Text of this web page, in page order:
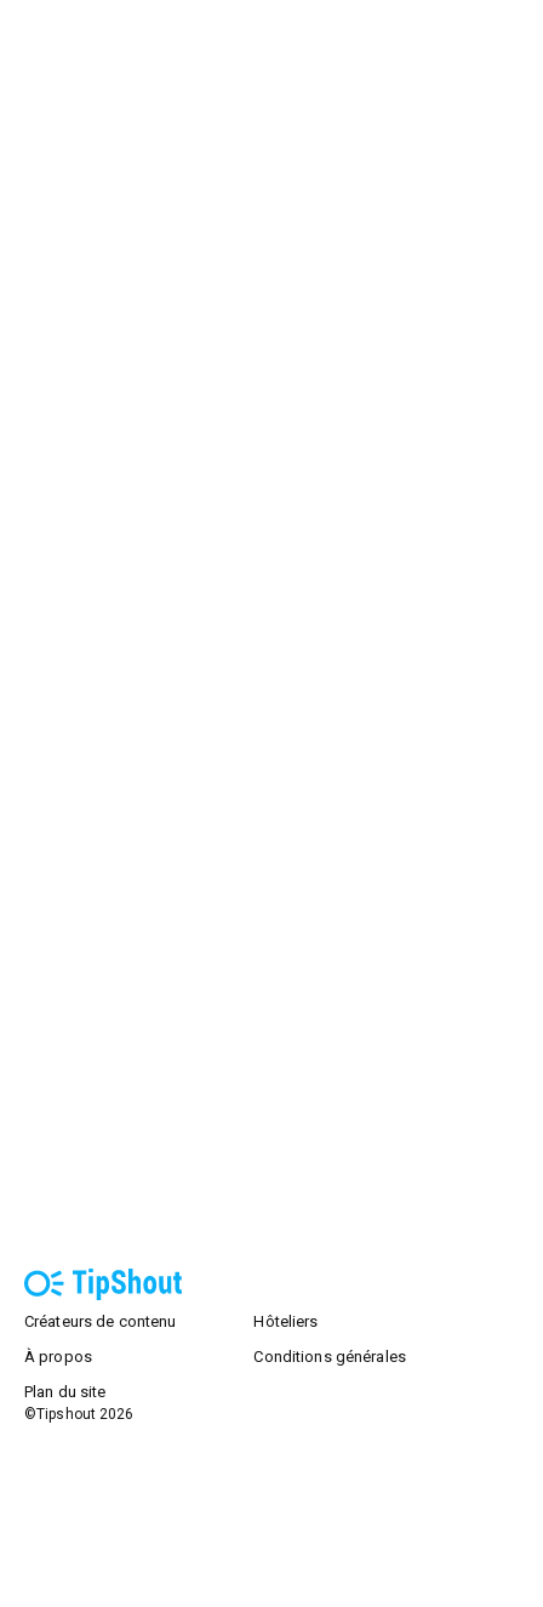
Créateurs de contenu
Hôteliers
À propos
Conditions générales
Plan du site
©Tipshout 2026